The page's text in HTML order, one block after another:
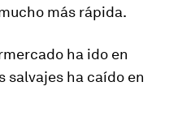
más rápida.
ha ido en
salvajes ha caído en